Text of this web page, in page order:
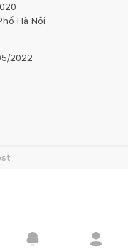
Hà Nội
2022